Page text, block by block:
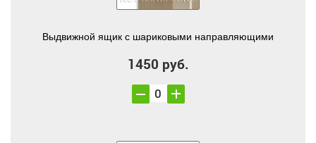
Выдвижной ящик с шариковыми направляющими
1450 руб.